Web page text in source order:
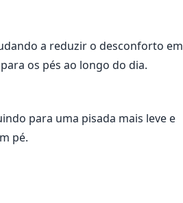
a reduzir o desconforto em
os pés ao longo do dia.
para uma pisada mais leve e
pé.